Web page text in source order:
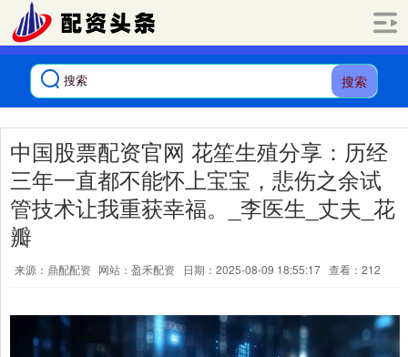
搜索
中国股票配资官网 花笙生殖分享：历经
三年一直都不能怀上宝宝，悲伤之余试
管技术让我重获幸福。_李医生_丈夫_花
瓣
来源：鼎配配资 网站：盈禾配资 日期：2025-08-09 18:55:17 查看：212